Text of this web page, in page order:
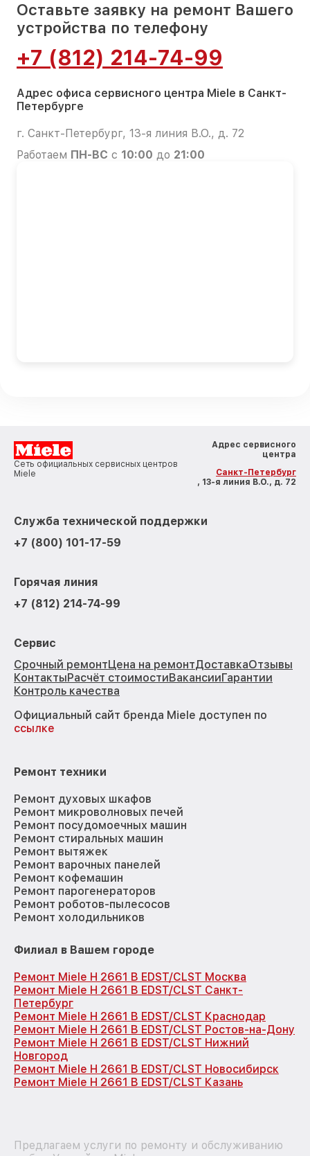
Оставьте заявку на ремонт Вашего
устройства по телефону
+7 (812) 214-74-99
Адрес офиса сервисного центра Miele в Санкт-
Петербурге
г. Санкт-Петербург, 13-я линия В.О., д. 72
Работаем ПН-ВС с 10:00 до 21:00
Сеть официальных сервисных центров
Miele
Адрес сервисного
центра
Санкт-Петербург
, 13-я линия В.О., д. 72
Служба технической поддержки
+7 (800) 101-17-59
Горячая линия
+7 (812) 214-74-99
Сервис
Срочный ремонтЦена на ремонтДоставкаОтзывы
КонтактыРасчёт стоимостиВакансииГарантии
Контроль качества
Официальный сайт бренда Miele доступен по
ссылке
Ремонт техники
Ремонт духовых шкафов
Ремонт микроволновых печей
Ремонт посудомоечных машин
Ремонт стиральных машин
Ремонт вытяжек
Ремонт варочных панелей
Ремонт кофемашин
Ремонт парогенераторов
Ремонт роботов-пылесосов
Ремонт холодильников
Филиал в Вашем городе
Ремонт Miele H 2661 B EDST/CLST Москва
Ремонт Miele H 2661 B EDST/CLST Санкт-
Петербург
Ремонт Miele H 2661 B EDST/CLST Краснодар
Ремонт Miele H 2661 B EDST/CLST Ростов-на-Дону
Ремонт Miele H 2661 B EDST/CLST Нижний
Новгород
Ремонт Miele H 2661 B EDST/CLST Новосибирск
Ремонт Miele H 2661 B EDST/CLST Казань
Предлагаем услуги по ремонту и обслуживанию